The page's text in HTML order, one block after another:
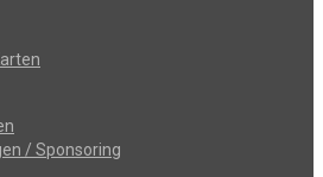
/ Sponsoring